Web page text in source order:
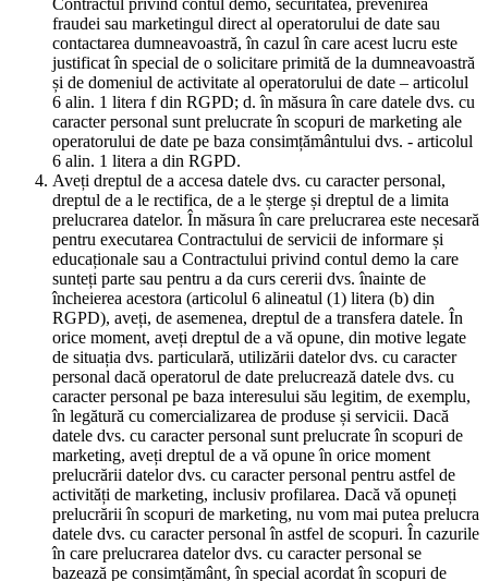
Contractul privind contul demo, securitatea, prevenirea
fraudei sau marketingul direct al operatorului de date sau
contactarea dumneavoastră, în cazul în care acest lucru este
justificat în special de o solicitare primită de la dumneavoastră
și de domeniul de activitate al operatorului de date – articolul
6 alin. 1 litera f din RGPD; d. în măsura în care datele dvs. cu
caracter personal sunt prelucrate în scopuri de marketing ale
operatorului de date pe baza consimțământului dvs. - articolul
6 alin. 1 litera a din RGPD.
Aveți dreptul de a accesa datele dvs. cu caracter personal,
dreptul de a le rectifica, de a le șterge și dreptul de a limita
prelucrarea datelor. În măsura în care prelucrarea este necesară
pentru executarea Contractului de servicii de informare și
educaționale sau a Contractului privind contul demo la care
sunteți parte sau pentru a da curs cererii dvs. înainte de
încheierea acestora (articolul 6 alineatul (1) litera (b) din
RGPD), aveți, de asemenea, dreptul de a transfera datele. În
orice moment, aveți dreptul de a vă opune, din motive legate
de situația dvs. particulară, utilizării datelor dvs. cu caracter
personal dacă operatorul de date prelucrează datele dvs. cu
caracter personal pe baza interesului său legitim, de exemplu,
în legătură cu comercializarea de produse și servicii. Dacă
datele dvs. cu caracter personal sunt prelucrate în scopuri de
marketing, aveți dreptul de a vă opune în orice moment
prelucrării datelor dvs. cu caracter personal pentru astfel de
activități de marketing, inclusiv profilarea. Dacă vă opuneți
prelucrării în scopuri de marketing, nu vom mai putea prelucra
datele dvs. cu caracter personal în astfel de scopuri. În cazurile
în care prelucrarea datelor dvs. cu caracter personal se
bazează pe consimțământ, în special acordat în scopuri de